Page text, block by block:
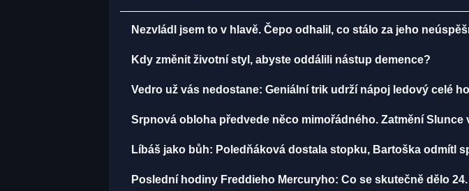
Nezvládl jsem to v hlavě. Čepo odhalil, co stálo za jeho
Kdy změnit životní styl, abyste oddálili nástup demence?
Vedro už vás nedostane: Geniální trik udrží nápoj ledový celé
Srpnová obloha předvede něco mimořádného. Zatmění
Líbáš jako bůh: Poledňáková dostala stopku, Bartoška odmítl
Poslední hodiny Freddieho Mercuryho: Co se skutečně dělo